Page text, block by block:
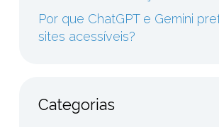
Por que ChatGPT e Gemini
sites acessíveis?
Categorias